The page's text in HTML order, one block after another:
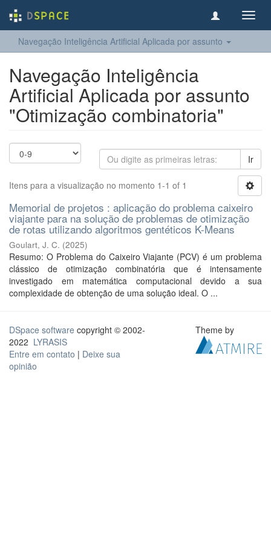
Navegação Inteligência Artificial Aplicada por assunto
Navegação Inteligência
Artificial Aplicada por assunto
"Otimização combinatoria"
Ir
Itens para a visualização no momento 1-1 of 1
Memorial de projetos : aplicação do problema caixeiro
viajante para na solução de problemas de otimização
de rotas utilizando algoritmos gentéticos K-Means
Goulart, J. C. (2025)
Resumo: O Problema do Caixeiro Viajante (PCV) é um problema
clássico de otimização combinatória que é intensamente
investigado em matemática computacional devido a sua
complexidade de obtenção de uma solução ideal. O ...
DSpace software copyright © 2002-
2022 LYRASIS
Entre em contato | Deixe sua
opinião
Theme by